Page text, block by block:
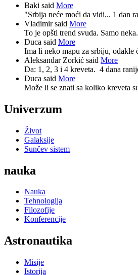
Baki said More
"Srbija neće moći da vidi... 1 dan
Vladimir said More
To je opšti trend svuda. Samo
Duca said More
Ima li neko mapu za srbiju, odakle
Aleksandar Zorkić said More
Da: 1, 2, 3 i 4 kreveta. 4 dana
Duca said More
Može li se znati sa koliko kreveta
Univerzum
Život
Galaksije
Sunčev sistem
nauka
Nauka
Tehnologija
Filozofije
Konferencije
Astronautika
Misije
Istorija